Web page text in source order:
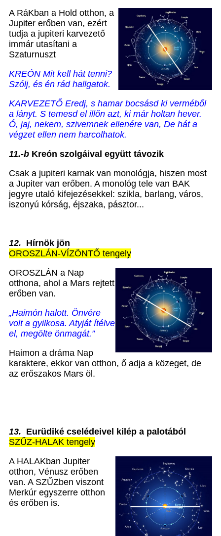
A RáKban a Hold otthon, a
Jupiter erőben van, ezért
tudja a jupiteri karvezető
immár utasítani a
Szaturnuszt
KREÓN Mit kell hát tenni?
Szólj, és én rád hallgatok.
KARVEZETŐ Eredj, s hamar bocsásd ki verméből
a lányt. S temesd el illőn azt, ki már holtan hever.
Ó, jaj, nekem, szivemnek ellenére van, De hát a
végzet ellen nem harcolhatok.
11.-b Kreón szolgáival együtt távozik
Csak a jupiteri karnak van monológja, hiszen most
a Jupiter van erőben. A monológ tele van BAK
jegyre utaló kifejezésekkel: szikla, barlang, város,
iszonyú kórság, éjszaka, pásztor...
12. Hírnök jön
OROSZLÁN-VÍZÖNTŐ tengely
OROSZLÁN a Nap
otthona, ahol a Mars rejtett
erőben van.
„Haimón halott. Önvére
volt a gyilkosa. Atyját ítélve
el, megölte önmagát.”
Haimon a dráma Nap
karaktere, ekkor van otthon, ő adja a közeget, de
az erőszakos Mars öl.
13. Eurüdiké cselédeivel kilép a palotából
SZŰZ-HALAK tengely
A HALAKban Jupiter
otthon, Vénusz erőben
van. A SZŰZben viszont
Merkúr egyszerre otthon
és erőben is.